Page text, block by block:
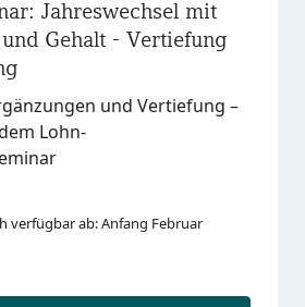
Jahreswechsel mit
Gehalt - Vertiefung
und Vertiefung –
Lohn-
verfügbar ab: Anfang Februar